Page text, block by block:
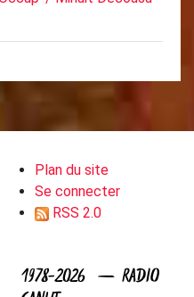
Plan du site
Se connecter
RSS 2.0
1978-2026 — RADIO